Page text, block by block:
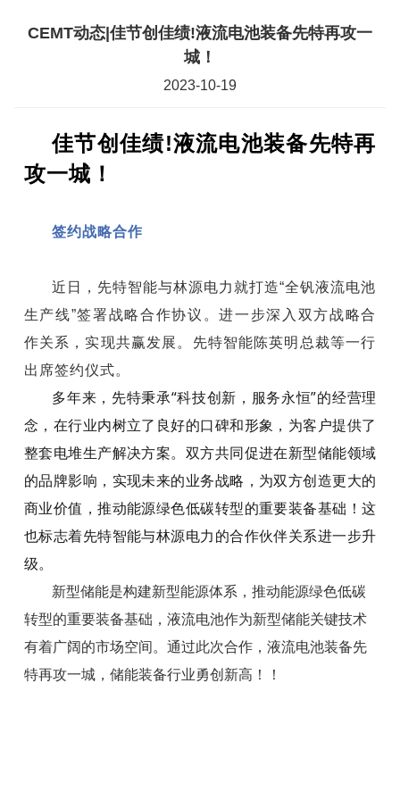
CEMT动态|佳节创佳绩!液流电池装备先特再攻一
城！
2023-10-19
佳节创佳绩!液流电池装备先特再
攻一城！
签约战略合作
近日，先特智能与林源电力就打造“全钒液流电池
生产线”签署战略合作协议。进一步深入双方战略合
作关系，实现共赢发展。先特智能陈英明总裁等一行
出席签约仪式。
多年来，先特秉承“科技创新，服务永恒”的经营理
念，在行业内树立了良好的口碑和形象，为客户提供了
整套电堆生产解决方案。双方共同促进在新型储能领域
的品牌影响，实现未来的业务战略，为双方创造更大的
商业价值，推动能源绿色低碳转型的重要装备基础！这
也标志着先特智能与林源电力的合作伙伴关系进一步升
级。
新型储能是构建新型能源体系，推动能源绿色低碳
转型的重要装备基础，液流电池作为新型储能关键技术
有着广阔的市场空间。通过此次合作，液流电池装备先
特再攻一城，储能装备行业勇创新高！！